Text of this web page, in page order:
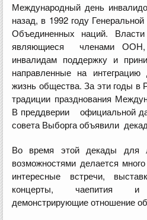
Международный день
назад, в 1992 году
Объединенных наций.
являющиеся членами ООН,
инвалидам поддержку и
направленные на
жизнь общества. За эти годы в
традиции празднования
В преддверии официальной
совета Выборга объявили
Во время этой декады для
возможностями делается
интересные встречи,
концерты, чаепития
демонстрирующие отношение